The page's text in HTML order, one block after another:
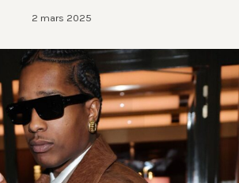
2 mars 2025